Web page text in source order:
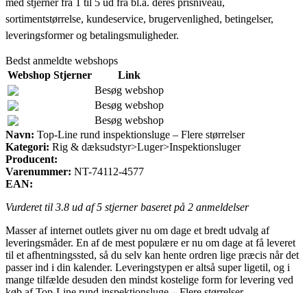
sortimentstørrelse, kundeservice, brugervenlighed, betingelser,
leveringsformer og betalingsmuligheder.
Bedst anmeldte webshops
Webshop Stjerner
Link
Besøg webshop
Besøg webshop
Besøg webshop
Navn: Top-Line rund inspektionsluge – Flere størrelser
Kategori: Rig & dæksudstyr>Luger>Inspektionsluger
Producent:
Varenummer: NT-74112-4577
EAN:
Vurderet til 3.8 ud af 5 stjerner baseret på 2 anmeldelser
Masser af internet outlets giver nu om dage et bredt udvalg af
leveringsmåder. En af de mest populære er nu om dage at få leveret
til et afhentningssted, så du selv kan hente ordren lige præcis når det
passer ind i din kalender. Leveringstypen er altså super ligetil, og i
mange tilfælde desuden den mindst kostelige form for levering ved